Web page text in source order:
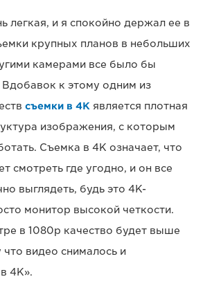
легкая, и я спокойно держал ее в
крупных планов в небольших
камерами все было бы
к этому одним из
съемки в 4K является плотная
изображения, с которым
Съемка в 4K означает, что
смотреть где угодно, и он все
выглядеть, будь это 4K-
монитор высокой четкости.
в 1080p качество будет выше
видео снималось и
4K».